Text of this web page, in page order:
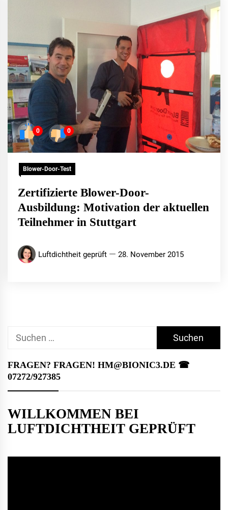
0 0
Blower-Door-Test
Zertifizierte Blower-Door-
Ausbildung: Motivation der aktuellen
Teilnehmer in Stuttgart
Luftdichtheit geprüft 28. November 2015
Suchen
FRAGEN? FRAGEN! HM@BIONIC3.DE ☎︎
07272/927385
WILLKOMMEN BEI
LUFTDICHTHEIT GEPRÜFT